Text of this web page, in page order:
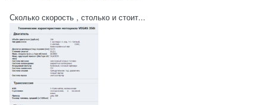
Сколько скорость , столько и стоит...